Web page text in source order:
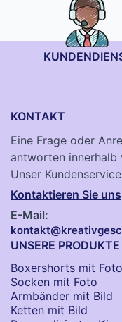
KONTAKT
Eine Frage oder
antworten innerhalb
Unser
Kontaktieren Sie uns
E-Mail:
UNSERE PRODUKTE
Boxershorts mit Foto
Socken​ mit Foto
Armbänder mit Bild​
Ketten mit Bild